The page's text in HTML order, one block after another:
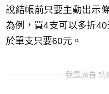
說結帳前只要主動出示
為例，買4支可以多折
於單支只要60元。
我是廣告 請